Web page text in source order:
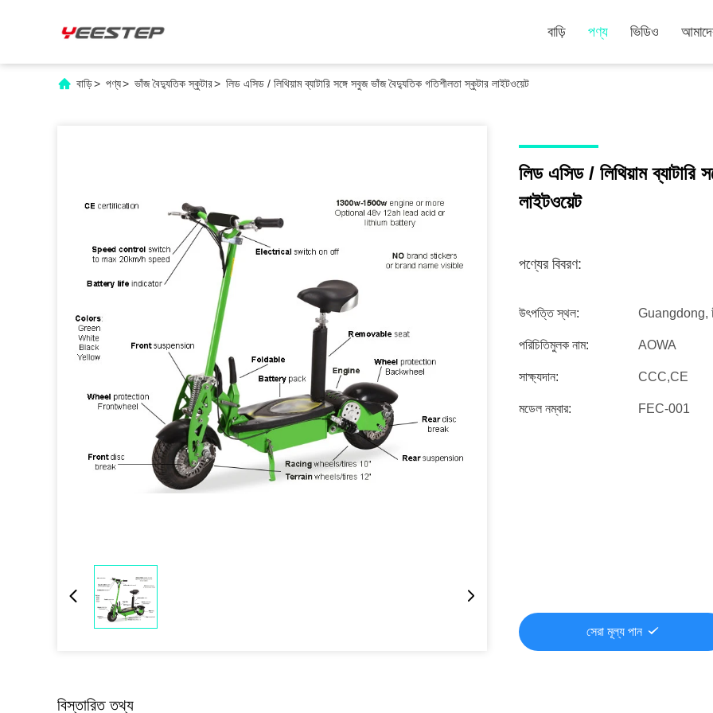
বাড়ি পণ্য ভিডিও
বাড়ি> পণ্য> ভাঁজ বৈদ্যুতিক স্কুটার> লিড এসিড / লিথিয়াম ব্যাটারি সঙ্গে সবুজ ভাঁজ বৈদ্যুতিক গতিশীলতা স্কুটার লাইটওয়েট
লিড এসিড / লিথিয়াম ব্যাটারি
লাইটওয়েট
পণ্যের বিবরণ:
উৎপত্তি স্থল: Guangdong,
পরিচিতিমুলক নাম: AOWA
সাক্ষ্যদান: CCC,CE
মডেল নম্বার: FEC-001
সেরা মূল্য পান
বিস্তারিত তথ্য